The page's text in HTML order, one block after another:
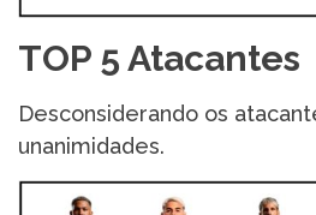
TOP 5 Atacantes
Desconsiderando os
unanimidades.